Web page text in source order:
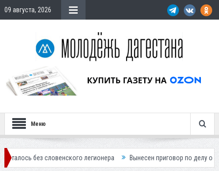
09 августа, 2026
Меню
словенского легионера Вынесен приговор по делу о